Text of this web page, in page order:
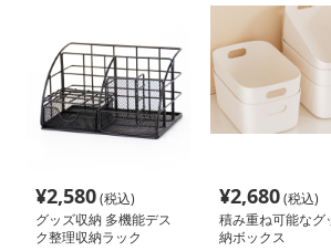
¥2,580(税込)
グッズ収納 多機能デス
ク整理収納ラック
¥2,680(税込)
積み重ね可能なグ
納ボックス